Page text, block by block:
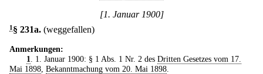
[1. Januar 1900]
1 § 231a. (weggefallen)
Anmerkungen:
1
. 1. Januar 1900: § 1 Abs. 1 Nr. 2 des Dritten Gesetzes vom 17.
Mai 1898 Bekanntmachung vom 20. Mai 1898